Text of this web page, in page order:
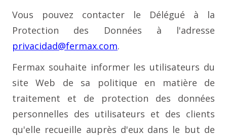
Vous pouvez contacter le Délégué à la
Protection des Données à l'adresse
privacidad@fermax.com.
Fermax souhaite informer les utilisateurs du
site Web de sa politique en matière de
traitement et de protection des données
personnelles des utilisateurs et des clients
qu'elle recueille auprès d'eux dans le but de